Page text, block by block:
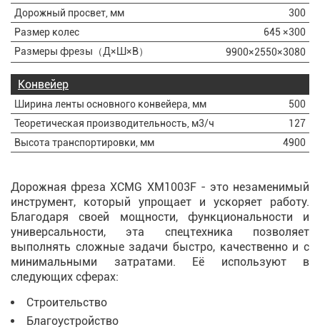
Дорожный просвет, мм
300
Размер колес
645 ×300
Размеры фрезы（Д×Ш×В）
9900×2550×3080
Конвейер
Ширина ленты основного конвейера, мм
500
Теоретическая производительность, м3/ч
127
Высота транспортировки, мм
4900
Дорожная фреза XCMG XM1003F - это незаменимый
инструмент, который упрощает и ускоряет работу.
Благодаря своей мощности, функциональности и
универсальности, эта спецтехника позволяет
выполнять сложные задачи быстро, качественно и с
минимальными затратами. Её используют в
следующих сферах:
Строительство
Благоустройство